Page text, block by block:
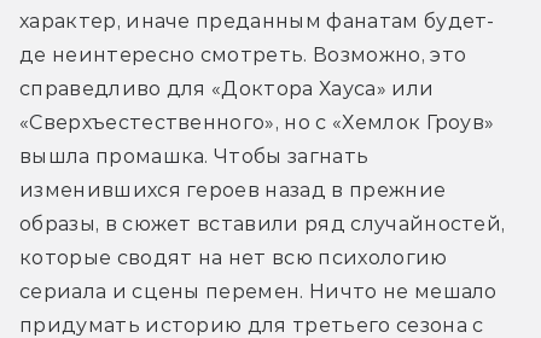
характер, иначе преданным фанатам будет-
де неинтересно смотреть. Возможно, это
справедливо для «Доктора Хауса» или
«Сверхъестественного», но с «Хемлок Гроув»
вышла промашка. Чтобы загнать
изменившихся героев назад в прежние
образы, в сюжет вставили ряд случайностей,
которые сводят на нет всю психологию
сериала и сцены перемен. Ничто не мешало
придумать историю для третьего сезона с